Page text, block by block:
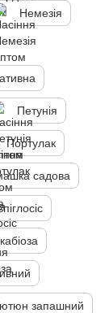
Немезія
Петунія
Портулак
садова
запашний